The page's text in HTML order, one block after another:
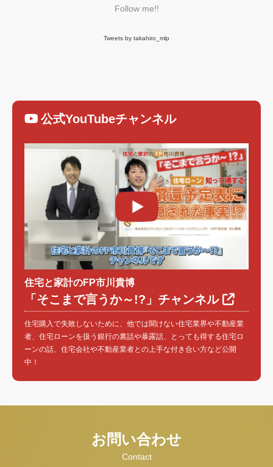
Follow me!!
Tweets by takahiro_mlp
公式YouTubeチャンネル
住宅と家計のFP市川貴博
「そこまで言うか～!?」チャンネル
住宅購入で失敗しないために、他では聞けない住宅業界や不動産業
者、住宅ローンを扱う銀行の裏話や暴露話、とっても得する住宅ロ
ーンの話、住宅会社や不動産業者との上手な付き合い方など公開
中！
お問い合わせ
Contact